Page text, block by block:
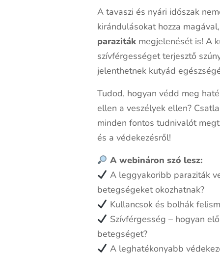
A tavaszi és nyári időszak
kirándulásokat hozza
paraziták megjelenését is! A
szívférgességet terjesztő
jelenthetnek kutyád
Tudod, hogyan védd meg
ellen a veszélyek ellen?
minden fontos tudnivalót
és a védekezésről!
A webináron szó lesz:
A leggyakoribb paraziták
betegségeket okozhatnak?
Kullancsok és bolhák
Szívférgesség – hogyan
betegséget?
A leghatékonyabb